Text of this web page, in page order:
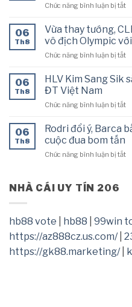
kết
Chức năng bình luận bị tắtở
06
Th8
Vừa thay tướng,
vô địch Olympic
Chức năng bình luận bị tắtở
vô
06
Th8
HLV Kim Sang Sik
ĐT Việt Nam
Chức năng bình luận bị tắtở
06
Th8
Rodri đổi ý, Barca
cuộc đua bom tấn
Chức năng bình luận bị tắtở
NHÀ CÁI UY TÍN 206
hb88 vote hb88 99win
https://az888cz.us.com/|
https://gk88.marketing/|